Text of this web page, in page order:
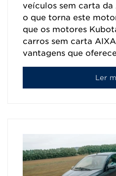
veículos sem carta da
o que torna este
que os motores
carros sem carta
vantagens que
Ler